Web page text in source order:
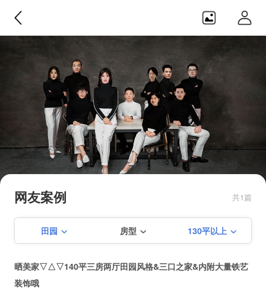
目前在建【仙霞路88号酒吧】 【 建
海中路461弄】【淮海中路1487弄】
【学前街156号】【徐家汇花园】
【淮海路培文公寓】
篱笆装修
网友案例 共1篇
田园 房型 130平以上
晒美家▽△▽140平三房两厅田园风格&三口之家&内附大量铁艺
装饰哦